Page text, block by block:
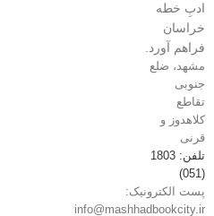
ادبِ خطه
خراسان
فراهم آورد.
مشهد، ضلع
جنوبی
تقاطع
کلاهدوز و
قرنی
تلفن: 1803
(051)
پست الکترونیک:
info@mashhadbookcity.ir